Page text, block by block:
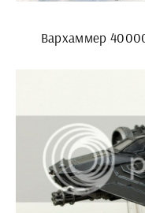
Вархаммер